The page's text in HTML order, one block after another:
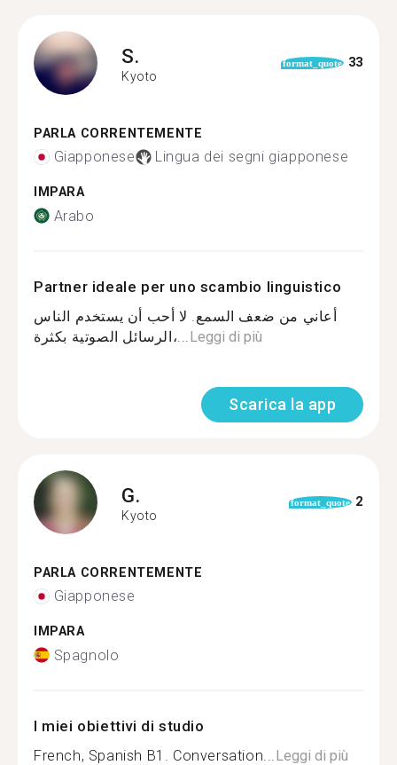
S.
Kyoto
format_quote 33
PARLA CORRENTEMENTE
Giapponese Lingua dei segni giapponese
IMPARA
Arabo
Partner ideale per uno scambio linguistico
أعاني من ضعف السمع. لا أحب أن يستخدم الناس
الرسائل الصوتية بكثرة،... Leggi di più
Scarica la app
G.
Kyoto
format_quote 2
PARLA CORRENTEMENTE
Giapponese
IMPARA
Spagnolo
I miei obiettivi di studio
French, Spanish B1. Conversation... Leggi di più